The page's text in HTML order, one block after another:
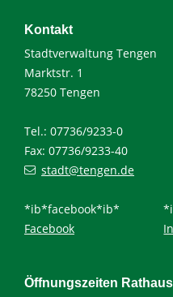
Kontakt
Stadtverwaltung Tengen
Marktstr. 1
78250 Tengen
Tel.: 07736/9233-0
Fax: 07736/9233-40
stadt@tengen.de
*ib*facebook*ib*
Facebook
Öffnungszeiten Rathaus